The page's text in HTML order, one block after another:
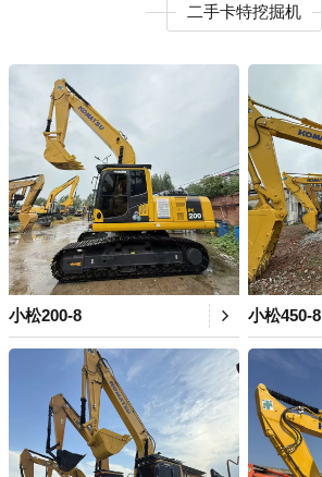
二手卡特挖掘机
小松200-8 小松450-8